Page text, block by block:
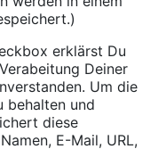
erklärst Du
Deiner
Um die
behalten und
diese
E-Mail, URL,